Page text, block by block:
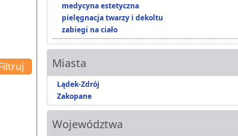
medycyna estetyczna
pielęgnacja twarzy i dekoltu
zabiegi na ciało
Miasta
Lądek-Zdrój
Zakopane
Województwa